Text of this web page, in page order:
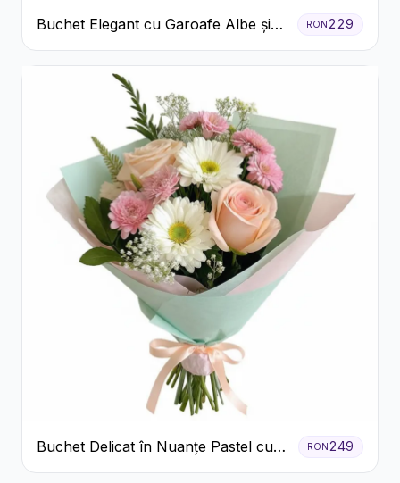
Buchet Elegant cu Garoafe Albe și
Eucalipt
RON229
Buchet Delicat în Nuanțe Pastel cu
Trandafiri și Crizanteme Roz
RON249